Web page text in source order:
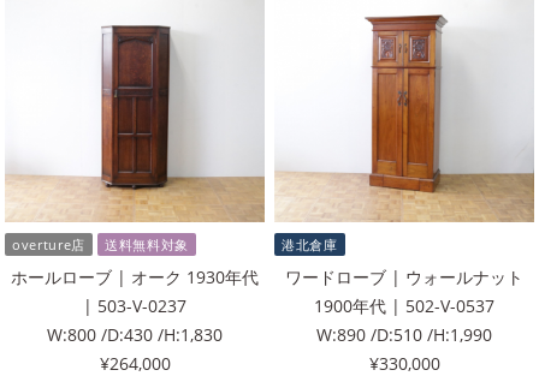
overture店 送料無料対象
ホールローブ | オーク 1930年代
| 503-V-0237
W:800 /D:430 /H:1,830
¥264,000
港北倉庫
ワードローブ | ウォールナット
1900年代 | 502-V-0537
W:890 /D:510 /H:1,990
¥330,000